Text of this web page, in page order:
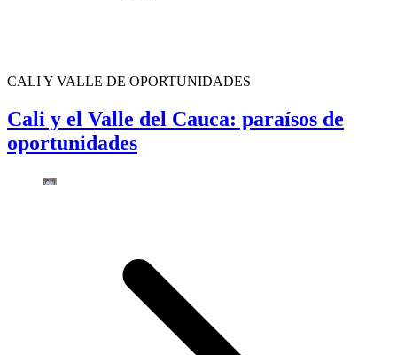
CALI Y VALLE DE OPORTUNIDADES
Cali y el Valle del Cauca: paraísos de
oportunidades